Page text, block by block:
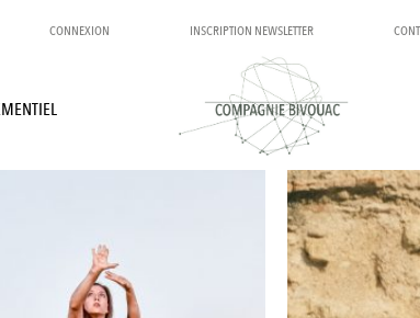
CONNEXION INSCRIPTION NEWSLETTER